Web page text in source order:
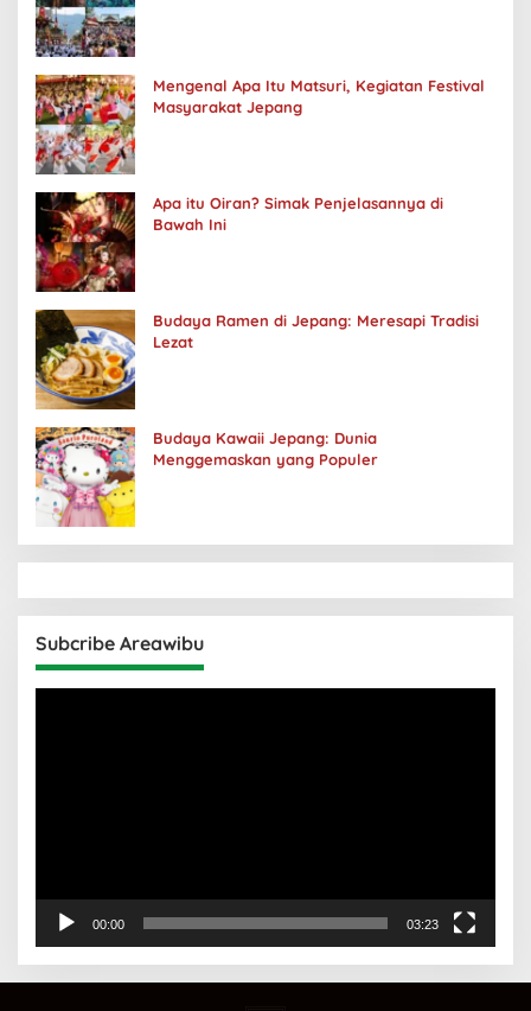
Mengenal Apa Itu Matsuri, Kegiatan Festival
Masyarakat Jepang
Apa itu Oiran? Simak Penjelasannya di
Bawah Ini
Budaya Ramen di Jepang: Meresapi Tradisi
Lezat
Budaya Kawaii Jepang: Dunia
Menggemaskan yang Populer
Subcribe Areawibu
00:00 03:23